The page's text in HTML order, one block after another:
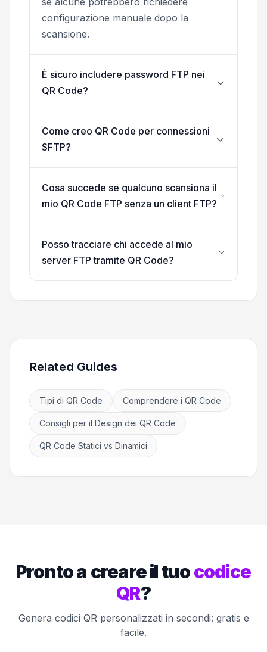
configurazione manuale dopo la
scansione.
È sicuro includere password FTP nei
QR Code?
Come creo QR Code per connessioni
SFTP?
Cosa succede se qualcuno scansiona il
mio QR Code FTP senza un client FTP?
Posso tracciare chi accede al mio
server FTP tramite QR Code?
Related Guides
Tipi di QR Code Comprendere i QR Code
Consigli per il Design dei QR Code
QR Code Statici vs Dinamici
Pronto a creare il tuocodice
QR?
Genera codici QR personalizzati in secondi: gratis e
facile.